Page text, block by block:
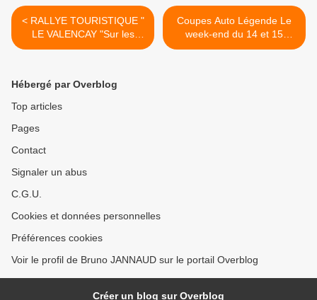
< RALLYE TOURISTIQUE "
LE VALENCAY "Sur les
routes de Sologne
Coupes Auto Légende Le
week-end du 14 et 15
octobre 2023, l’Autodrome
Hébergé par Overblog
Top articles
Pages
Contact
Signaler un abus
C.G.U.
Cookies et données personnelles
Préférences cookies
Voir le profil de Bruno JANNAUD sur le portail Overblog
Créer un blog sur Overblog